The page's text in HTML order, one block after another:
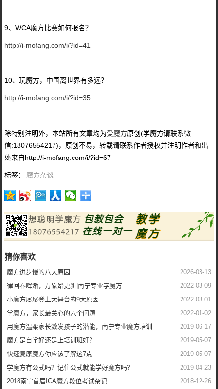
9、WCA魔方比赛如何报名？
http://i-mofang.com/i/?id=41
10、玩魔方，中国离世界有多远？
http://i-mofang.com/i/?id=35
除特别注明外，本站所有文章均为爱魔方原创(学魔方请联系微
信:18076554217)，原创不易，转载请联系作者授权并注明作者和出
处来自http://i-mofang.com/i/?id=67
标签： 魔方杂谈
猜你喜欢
魔方进步慢的八大原因
2026-03-13
律回春晖渐，万象始更新|南宁专业学魔方
2022-03-09
小魔方屡屡登上大舞台的9大原因
2022-03-01
学魔方，家长最关心的六个问题
2022-01-02
用魔方温柔家长激发孩子的潜能，南宁专业魔方培训
2019-06-17
魔方是自学好还是上培训班好？
2019-05-07
快速复原魔方你应该了解这7点
2019-05-07
学魔方有公式吗？记住公式就能学好魔方吗？
2019-04-23
2018南宁首届ICA魔方段位考试杂记
2018-12-26